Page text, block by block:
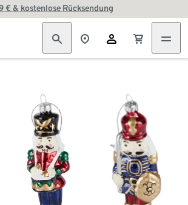
€ & kostenlose Rücksendung